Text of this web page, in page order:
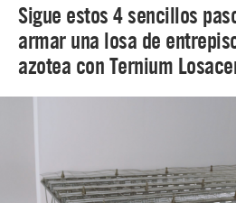
Sigue estos 4 sencillos
armar una losa de
azotea con Ternium